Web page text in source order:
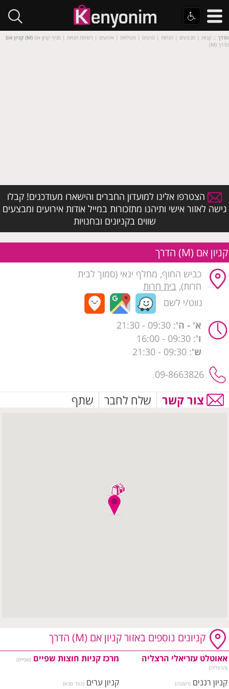
קניון אם (M) הדרך :: קניות | מבצעים | הנחות | סרטים | פעילויות | אירועים | רשימת חנויות | סניף קניון אם
(M) הדרך
הצטרפו אלינו למועדון החברים והישארו מעודכנים! קבלו
גישה לאזור אישי ותיהנו מתזכורות במייל אודות אירועים ומבצעים
שווים בקניונים ובחנויות
קניון אם (M) הדרך
כביש החוף, מחלף ינאי (סמוך לבית
חרות), בית חרות
נווט/י לשם
א' - ה': 09:30
- 21:30
ו': 09:30 - 16:00
ש': 09:30 - 21:30
09-8663826
צור קשר שלח לחבר שתף
קניונים נוספים באזור קניון אם (M) הדרך
אאוטלט עזריאלי הרצליה
(הרצליה)
מרכז קניות חוצות שפיים (שפיים)
קניון רננים (רעננה) קניון ערים (כפר סבא)